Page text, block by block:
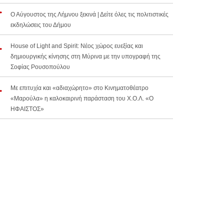
Ο Αύγουστος της Λήμνου ξεκινά | Δείτε όλες τις πολιτιστικές
εκδηλώσεις του Δήμου
House of Light and Spirit: Νέος χώρος ευεξίας και
δημιουργικής κίνησης στη Μύρινα με την υπογραφή της
Σοφίας Ρουσοπούλου
Με επιτυχία και «αδιαχώρητο» στο Κινηματοθέατρο
«Μαρούλα» η καλοκαιρινή παράσταση του Χ.Ο.Λ. «Ο
ΗΦΑΙΣΤΟΣ»